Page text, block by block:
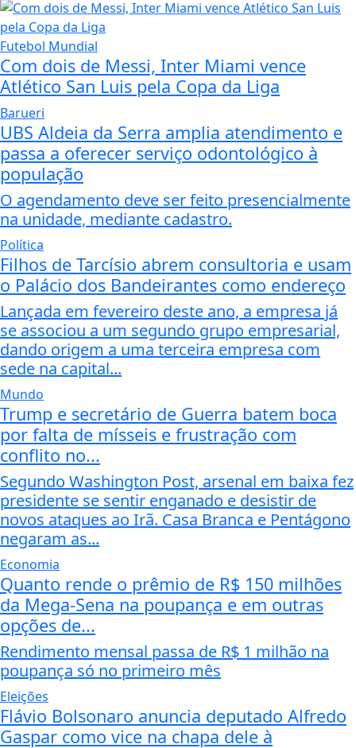
Futebol Mundial
Com dois de Messi, Inter Miami vence
Atlético San Luis pela Copa da Liga
Barueri
UBS Aldeia da Serra amplia atendimento e
passa a oferecer serviço odontológico à
população
O agendamento deve ser feito presencialmente
na unidade, mediante cadastro.
Política
Filhos de Tarcísio abrem consultoria e usam
o Palácio dos Bandeirantes como endereço
Lançada em fevereiro deste ano, a empresa já
se associou a um segundo grupo empresarial,
dando origem a uma terceira empresa com
sede na capital...
Mundo
Trump e secretário de Guerra batem boca
por falta de mísseis e frustração com
conflito no...
Segundo Washington Post, arsenal em baixa fez
presidente se sentir enganado e desistir de
novos ataques ao Irã. Casa Branca e Pentágono
negaram as...
Economia
Quanto rende o prêmio de R$ 150 milhões
da Mega-Sena na poupança e em outras
opções de...
Rendimento mensal passa de R$ 1 milhão na
poupança só no primeiro mês
Eleições
Flávio Bolsonaro anuncia deputado Alfredo
Gaspar como vice na chapa dele à